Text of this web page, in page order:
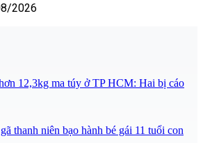
2026
12,3kg ma túy ở TP HCM: Hai bị cáo
thanh niên bạo hành bé gái 11 tuổi con